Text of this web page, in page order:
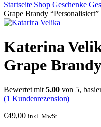
Startseite Shop Geschenke
Grape Brandy “Personalisiert”
Katerina
Grape
Bewertet mit 5.00 von 5,
(1 Kundenrezension)
€49,00 inkl. MwSt.